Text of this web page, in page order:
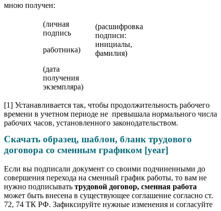
мною получен:
(личная
подпись
работника)
(расшифровка
подписи:
инициалы,
фамилия)
(дата
получения
экземпляра)
[1] Устанавливается так, чтобы продолжительность рабочего
времени в учетном периоде не превышала нормального числа
рабочих часов, установленного законодательством.
Скачать образец, шаблон, бланк трудового
договора со сменным графиком [year]
Если вы подписали документ со своими подчиненными до
совершения перехода на сменный график работы, то вам не
нужно подписывать трудовой договор, сменная работа
может быть внесена в существующее соглашение согласно ст.
72, 74 ТК РФ. Зафиксируйте нужные изменения и согласуйте